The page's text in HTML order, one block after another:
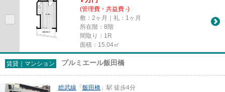
(管理費・共益費 -)
敷：2ヶ月｜礼：1ヶ月
所在階：8階
間取り：1R
面積：15.04㎡
賃貸｜マンション プルミエール飯田橋
総武線 「 飯田橋 」駅 徒歩4分